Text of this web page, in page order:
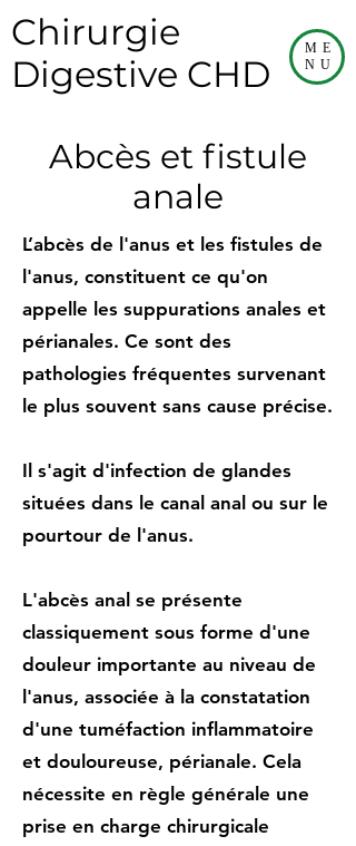
ME
NU
Chirurgie
Digestive CHD
Abcès et fistule
anale
L’abcès de l'anus et les fistules de
l'anus, constituent ce qu'on
appelle les suppurations anales et
périanales. Ce sont des
pathologies fréquentes survenant
le plus souvent sans cause précise.
Il s'agit d'infection de glandes
situées dans le canal anal ou sur le
pourtour de l'anus.
L'abcès anal se présente
classiquement sous forme d'une
douleur importante au niveau de
l'anus, associée à la constatation
d'une tuméfaction inflammatoire
et douloureuse, périanale. Cela
nécessite en règle générale une
prise en charge chirurgicale